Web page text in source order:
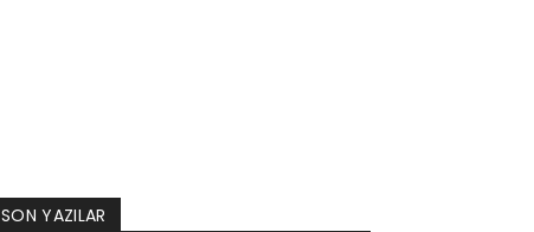
SON YAZILAR